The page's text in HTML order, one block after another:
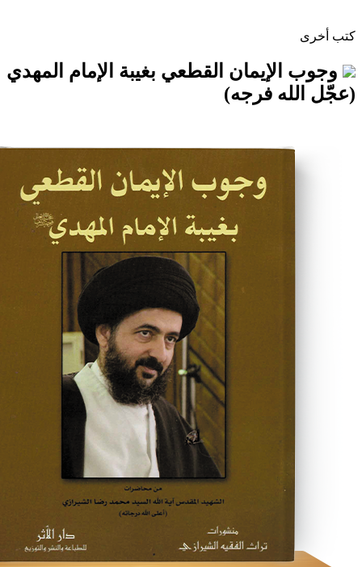
القطعي بغيبة الإمام المهدي
فرجه)